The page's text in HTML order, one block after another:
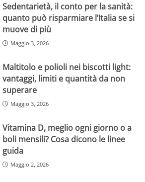
Sedentarietà, il conto per la sanità:
quanto può risparmiare l’Italia se si
muove di più
Maggio 3, 2026
Maltitolo e polioli nei biscotti light:
vantaggi, limiti e quantità da non
superare
Maggio 3, 2026
Vitamina D, meglio ogni giorno o a
boli mensili? Cosa dicono le linee
guida
Maggio 2, 2026